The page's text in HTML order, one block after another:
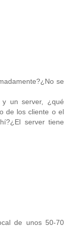
se
y un server, ¿qué
de los cliente o el
server tiene
de unos 50-70